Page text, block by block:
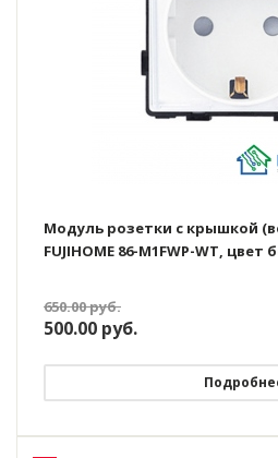
Модуль розетки с крышкой
FUJIHOME 86-M1FWP-WT, цвет
650.00руб.
500.00 руб.